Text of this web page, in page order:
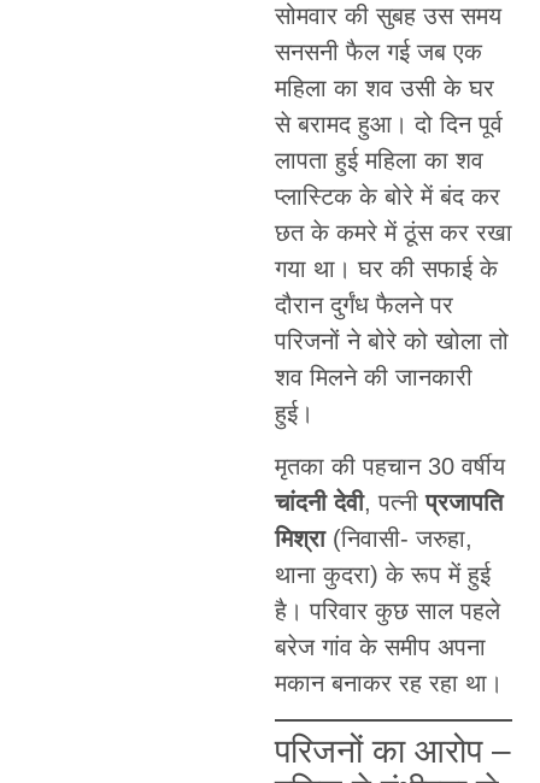
सोमवार की सुबह उस समय
सनसनी फैल गई जब एक
महिला का शव उसी के घर
से बरामद हुआ। दो दिन पूर्व
लापता हुई महिला का शव
प्लास्टिक के बोरे में बंद कर
छत के कमरे में ठूंस कर रखा
गया था। घर की सफाई के
दौरान दुर्गंध फैलने पर
परिजनों ने बोरे को खोला तो
शव मिलने की जानकारी
हुई।
मृतका की पहचान 30 वर्षीय
चांदनी देवी, पत्नीप्रजापति
मिश्रा(निवासी- जरुहा,
थाना कुदरा) के रूप में हुई
है। परिवार कुछ साल पहले
बरेज गांव के समीप अपना
मकान बनाकर रह रहा था।
परिजनों का आरोप –